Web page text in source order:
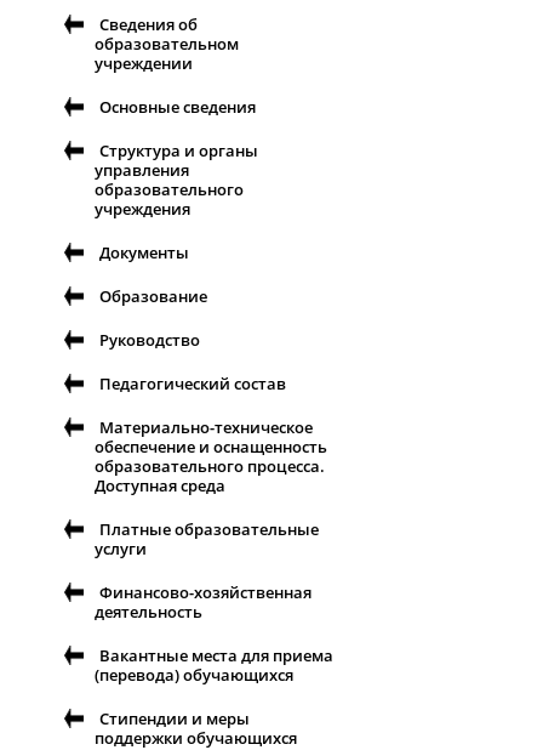
Сведения об
образовательном
учреждении
Основные сведения
Структура и органы
управления
образовательного
учреждения
Документы
Образование
Руководство
Педагогический состав
Материально-техническое
обеспечение и оснащенность
образовательного процесса.
Доступная среда
Платные образовательные
услуги
Финансово-хозяйственная
деятельность
Вакантные места для приема
(перевода) обучающихся
Стипендии и меры
поддержки обучающихся